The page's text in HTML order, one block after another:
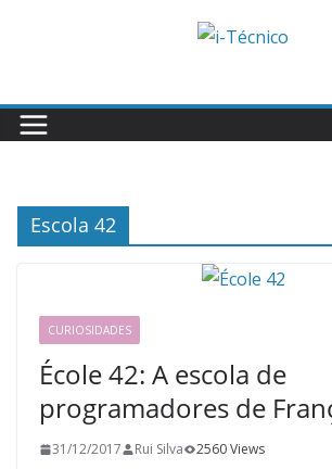
Escola 42
CURIOSIDADES
École 42: A escola de
programadores de
31/12/2017 Rui Silva 2560 Views